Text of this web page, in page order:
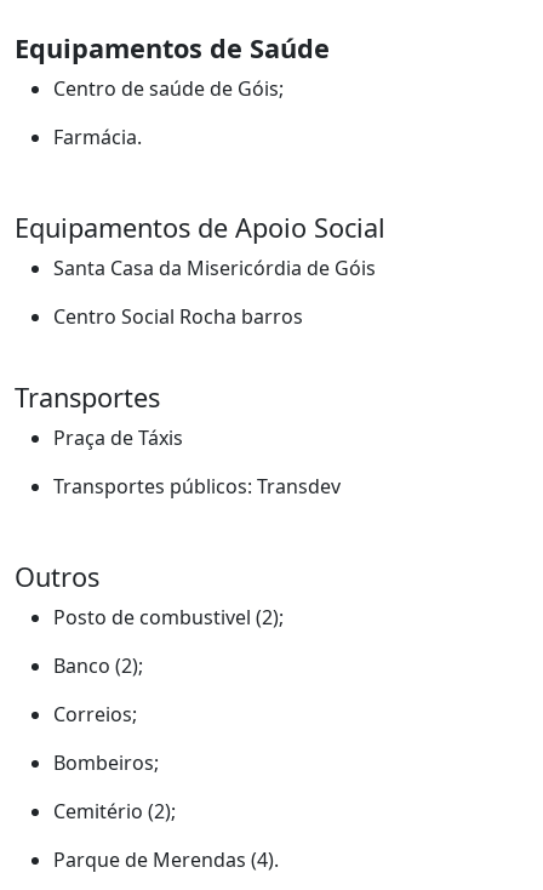
Equipamentos de Saúde
Centro de saúde de Góis;
Farmácia.
Equipamentos de Apoio Social
Santa Casa da Misericórdia de Góis
Centro Social Rocha barros
Transportes
Praça de Táxis
Transportes públicos: Transdev
Outros
Posto de combustivel (2);
Banco (2);
Correios;
Bombeiros;
Cemitério (2);
Parque de Merendas (4).